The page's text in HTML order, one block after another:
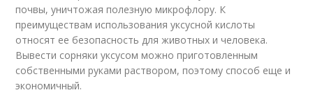
почвы, уничтожая полезную микрофлору. К
преимуществам использования уксусной кислоты
относят ее безопасность для животных и человека.
Вывести сорняки уксусом можно приготовленным
собственными руками раствором, поэтому способ еще и
экономичный.